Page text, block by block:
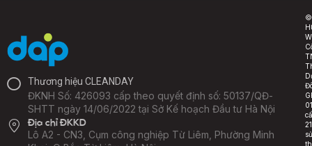
Thương hiệu CLEANDAY
ĐKNH Số: 426093 cấp theo quyết định số: 50137/QĐ-
SHTT ngày 14/06/2022 tại Sở Kế hoạch Đầu tư Hà Nội
Địa chỉ ĐKKD
Lô A2 - CN3, Cụm công nghiệp Từ Liêm, Phường Minh
©